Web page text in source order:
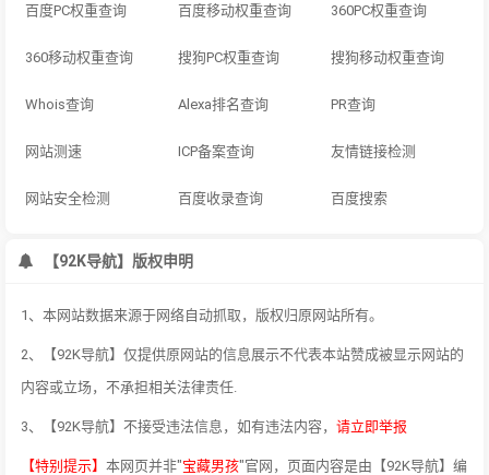
百度PC权重查询 百度移动权重查询 360PC权重查询
360移动权重查询 搜狗PC权重查询 搜狗移动权重查询
Whois查询 Alexa排名查询 PR查询
网站测速 ICP备案查询 友情链接检测
网站安全检测 百度收录查询 百度搜索
【92K导航】版权申明
1、本网站数据来源于网络自动抓取，版权归原网站所有。
2、【92K导航】仅提供原网站的信息展示不代表本站赞成被显示网站的
内容或立场，不承担相关法律责任.
3、【92K导航】不接受违法信息，如有违法内容， 请立即举报
【特别提示】 本网页并非"宝藏男孩"官网，页面内容是由【92K导航】编